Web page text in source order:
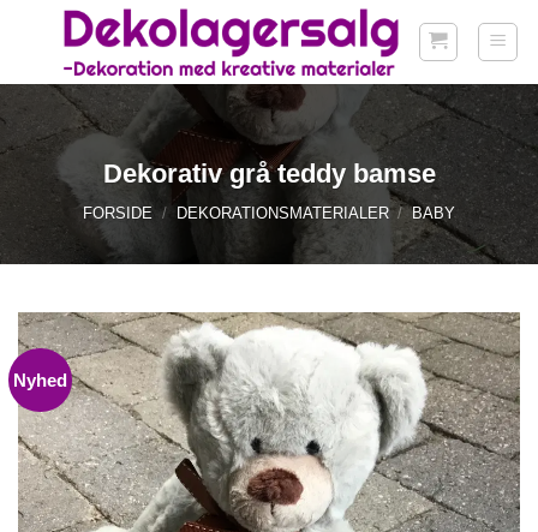
Fortsæt
Dekorativ grå teddy bamse
FORSIDE / DEKORATIONSMATERIALER / BABY
Nyhed